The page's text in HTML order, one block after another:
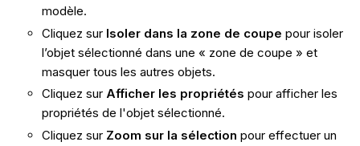
modèle.
Cliquez sur Isoler dans la zone de coupepour isoler
l’objet sélectionné dans une « zone de coupe » et
masquer tous les autres objets.
Cliquez sur Afficher les propriétés pour afficher les
propriétés de l'objet sélectionné.
Cliquez sur Zoom sur la sélection pour effectuer un